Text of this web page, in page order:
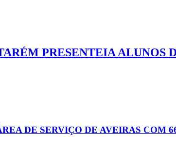
PRESENTEIA ALUNOS
DE SERVIÇO DE AVEIRAS COM